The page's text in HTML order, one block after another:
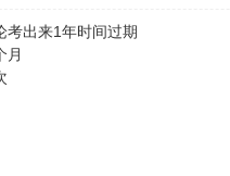
考出来1年时间过期
月